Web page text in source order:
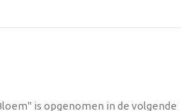
is opgenomen in de volgende